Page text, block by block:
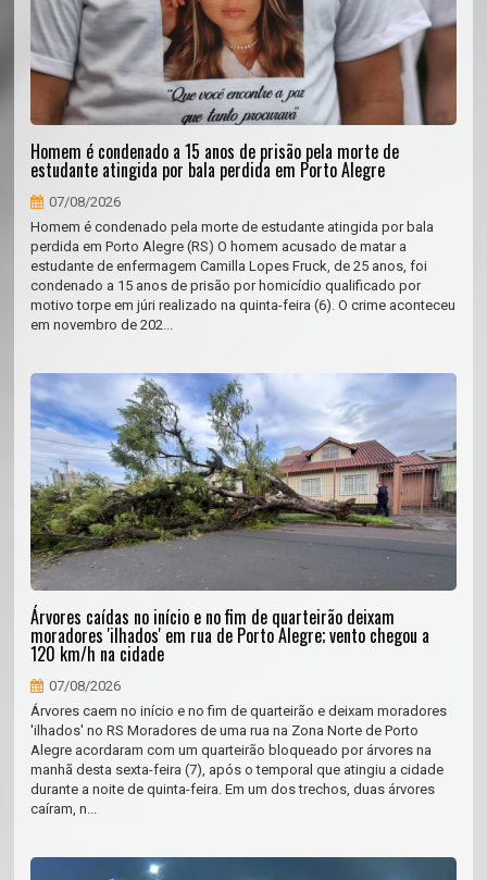
Homem é condenado a 15 anos de prisão pela morte de
estudante atingida por bala perdida em Porto Alegre
07/08/2026
Homem é condenado pela morte de estudante atingida por bala
perdida em Porto Alegre (RS) O homem acusado de matar a
estudante de enfermagem Camilla Lopes Fruck, de 25 anos, foi
condenado a 15 anos de prisão por homicídio qualificado por
motivo torpe em júri realizado na quinta-feira (6). O crime aconteceu
em novembro de 202...
Árvores caídas no início e no fim de quarteirão deixam
moradores 'ilhados' em rua de Porto Alegre; vento chegou a
120 km/h na cidade
07/08/2026
Árvores caem no início e no fim de quarteirão e deixam moradores
'ilhados' no RS Moradores de uma rua na Zona Norte de Porto
Alegre acordaram com um quarteirão bloqueado por árvores na
manhã desta sexta-feira (7), após o temporal que atingiu a cidade
durante a noite de quinta-feira. Em um dos trechos, duas árvores
caíram, n...